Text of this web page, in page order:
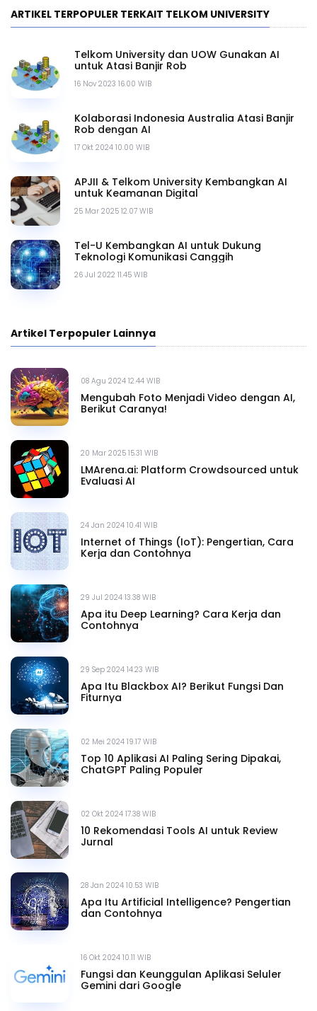
ARTIKEL TERPOPULER TERKAIT TELKOM UNIVERSITY
16 Nov 2023 16.00 WIB
Telkom University dan UOW Gunakan AI
untuk Atasi Banjir Rob
17 Okt 2024 10.00 WIB
Kolaborasi Indonesia Australia Atasi Banjir
Rob dengan AI
25 Mar 2025 12.07 WIB
APJII & Telkom University Kembangkan AI
untuk Keamanan Digital
26 Jul 2022 11.45 WIB
Tel-U Kembangkan AI untuk Dukung
Teknologi Komunikasi Canggih
Artikel Terpopuler Lainnya
08 Agu 2024 12.44 WIB
Mengubah Foto Menjadi Video dengan AI,
Berikut Caranya!
20 Mar 2025 15.31 WIB
LMArena.ai: Platform Crowdsourced untuk
Evaluasi AI
24 Jan 2024 10.41 WIB
Internet of Things (IoT): Pengertian, Cara
Kerja dan Contohnya
29 Jul 2024 13.38 WIB
Apa itu Deep Learning? Cara Kerja dan
Contohnya
29 Sep 2024 14.23 WIB
Apa Itu Blackbox AI? Berikut Fungsi Dan
Fiturnya
02 Mei 2024 19.17 WIB
Top 10 Aplikasi AI Paling Sering Dipakai,
ChatGPT Paling Populer
02 Okt 2024 17.38 WIB
10 Rekomendasi Tools AI untuk Review
Jurnal
28 Jan 2024 10.53 WIB
Apa Itu Artificial Intelligence? Pengertian
dan Contohnya
16 Okt 2024 10.11 WIB
Fungsi dan Keunggulan Aplikasi Seluler
Gemini dari Google